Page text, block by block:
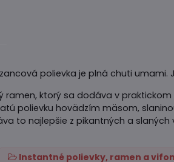
polievka je plná chuti
ktorý sa dodáva v
polievku hovädzím mäsom,
to najlepšie z pikantných a slaných
Instantné polievky, ramen a